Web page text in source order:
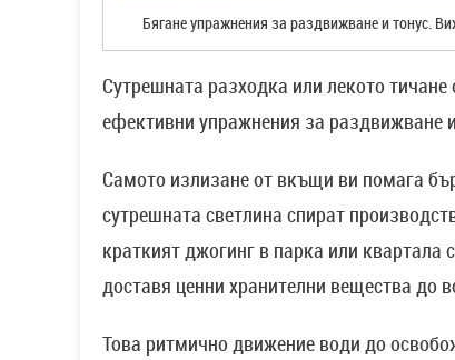
Бягане упражнения за раздвижване и тонус.
Сутрешната разходка или лекото
ефективни упражнения за раздвижване
Самото излизане от вкъщи ви помага
сутрешната светлина спират
краткият джогинг в парка или
доставя ценни хранителни вещества до
Това ритмично движение води до